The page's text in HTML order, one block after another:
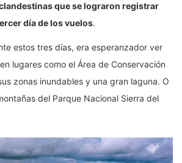
que se lograron registrar
día de los vuelos.
estos tres días, era esperanzador ver
lugares como el Área de Conservación
zonas inundables y una gran laguna. O
del Parque Nacional Sierra del